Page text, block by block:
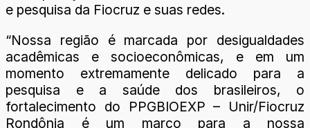
e pesquisa da Fiocruz e suas redes.
“Nossa região é marcada por desigualdades
acadêmicas e socioeconômicas, e em um
momento extremamente delicado para a
pesquisa e a saúde dos brasileiros, o
fortalecimento do PPGBIOEXP – Unir/Fiocruz
Rondônia é um marco para a nossa